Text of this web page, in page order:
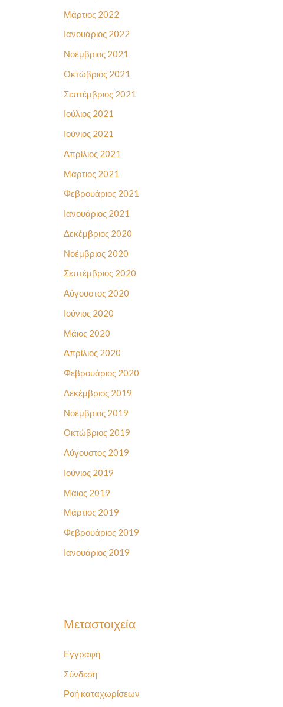
Μάρτιος 2022
Ιανουάριος 2022
Νοέμβριος 2021
Οκτώβριος 2021
Σεπτέμβριος 2021
Ιούλιος 2021
Ιούνιος 2021
Απρίλιος 2021
Μάρτιος 2021
Φεβρουάριος 2021
Ιανουάριος 2021
Δεκέμβριος 2020
Νοέμβριος 2020
Σεπτέμβριος 2020
Αύγουστος 2020
Ιούνιος 2020
Μάιος 2020
Απρίλιος 2020
Φεβρουάριος 2020
Δεκέμβριος 2019
Νοέμβριος 2019
Οκτώβριος 2019
Αύγουστος 2019
Ιούνιος 2019
Μάιος 2019
Μάρτιος 2019
Φεβρουάριος 2019
Ιανουάριος 2019
Μεταστοιχεία
Εγγραφή
Σύνδεση
Ροή καταχωρίσεων